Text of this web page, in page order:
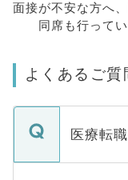
面接が不安な方へ、
同席も行って
よくあるご質
医療転